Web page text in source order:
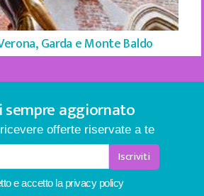
Garda e Monte Baldo
sempre aggiornato
offerte riservate a te
Iscriviti
e accetto la privacy policy